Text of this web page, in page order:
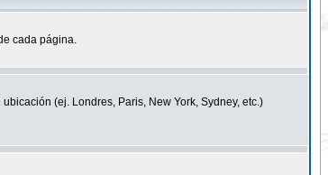
cada página.
(ej. Londres, Paris, New York, Sydney, etc.)